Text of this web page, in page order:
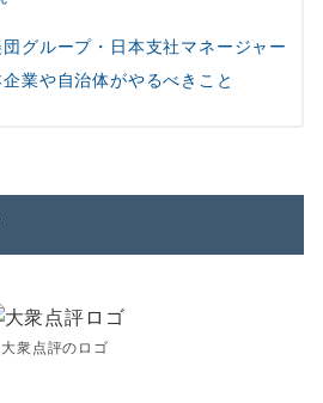
グループ・日本支社マネージャー
業や自治体がやるべきこと
大衆点評のロゴ